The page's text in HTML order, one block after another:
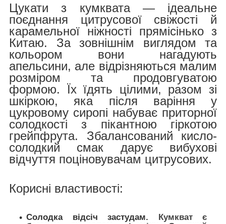
Цукати з кумквата — ідеальне
поєднання цитрусової свіжості й
карамельної ніжності прямісінько з
Китаю. За зовнішнім виглядом та
кольором вони нагадують
апельсини, але відрізняються малим
розміром та продовгуватою
формою. Їх їдять цілими, разом зі
шкіркою, яка після варіння у
цукровому сиропі набуває приторної
солодкості з пікантною гіркотою
грейпфрута. Збалансований кисло-
солодкий смак дарує вибухові
відчуття поціновувачам цитрусових.
Корисні властивості:
Солодка відсіч застудам. Кумкват є